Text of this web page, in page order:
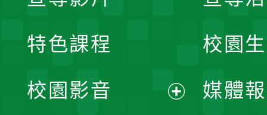
校園
媒體
特色課程
校園影音